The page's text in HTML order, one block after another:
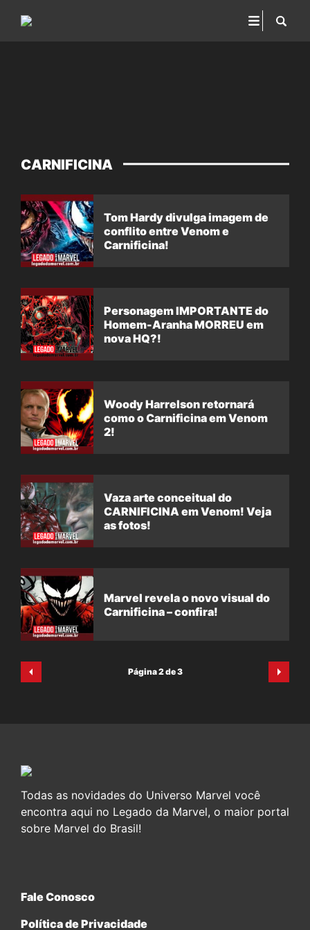
CARNIFICINA
Tom Hardy divulga imagem de
conflito entre Venom e
Carnificina!
Personagem IMPORTANTE do
Homem-Aranha MORREU em
nova HQ?!
Woody Harrelson retornará
como o Carnificina em Venom
2!
Vaza arte conceitual do
CARNIFICINA em Venom! Veja
as fotos!
Marvel revela o novo visual do
Carnificina – confira!
Página 2 de 3
Todas as novidades do Universo Marvel você
encontra aqui no Legado da Marvel, o maior portal
sobre Marvel do Brasil!
Fale Conosco
Política de Privacidade